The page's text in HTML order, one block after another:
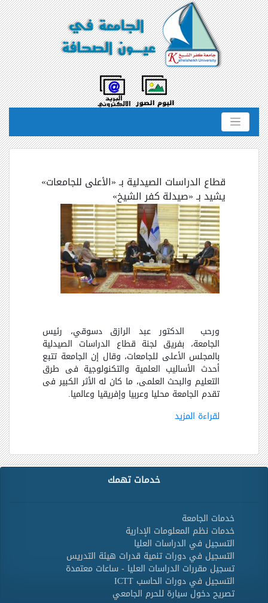
قطاع الدراسات الصيدلية بـ «الأعلى للجامعات»
يشيد بـ «صيدلة كفر الشيخ»
ورحب الدكتور عبد الرازق دسوقي، رئيس
الجامعة، بفريق لجنة قطاع الدراسات الصيدلية
بالمجلس الأعلى للجامعات، وقال إن الجامعة تتبع
أحدث الأساليب العلمية والتكنولوجية فى طرق
التعليم والبحث العلمى، ما كان له الأثر الكبير فى
تقدم الجامعة محليا وعربيا وإفريقيا وعالميا.
لقراءة المزيد
خدمات تهمك
خدمات الجامعة
خدمات نظم المعلومات الإدارية
التسجيل في الدراسات العليا
التسجيل في دورات تنمية قدرات هيئة التدريس
تسجيل مقررات الدراسات العليا - ساعات معتمدة
التسجيل في دورات الحاسب ICTT
تصريح دخول سيارة للحرم الجامعي